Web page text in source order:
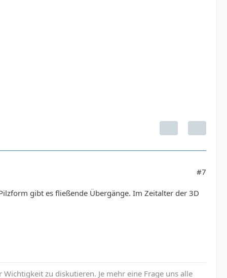
#7
gibt es fließende Übergänge. Im Zeitalter der 3D
zu diskutieren. Je mehr eine Frage uns alle